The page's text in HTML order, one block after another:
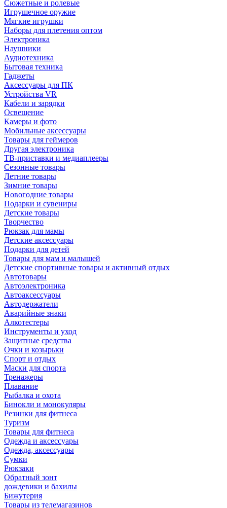
Сюжетные и ролевые
Игрушечное оружие
Мягкие игрушки
Наборы для плетения оптом
Электроника
Наушники
Аудиотехника
Бытовая техника
Гаджеты
Аксессуары для ПК
Устройства VR
Кабели и зарядки
Освещение
Камеры и фото
Мобильные аксессуары
Товары для геймеров
Другая электроника
ТВ-приставки и медиаплееры
Сезонные товары
Летние товары
Зимние товары
Новогодние товары
Подарки и сувениры
Детские товары
Творчество
Рюкзак для мамы
Детские аксессуары
Подарки для детей
Товары для мам и малышей
Детские спортивные товары и активный отдых
Автотовары
Автоэлектроника
Автоаксессуары
Автодержатели
Аварийные знаки
Алкотестеры
Инструменты и уход
Защитные средства
Очки и козырьки
Спорт и отдых
Маски для спорта
Тренажеры
Плавание
Рыбалка и охота
Бинокли и монокуляры
Резинки для фитнеса
Туризм
Товары для фитнеса
Одежда и аксессуары
Одежда, аксессуары
Сумки
Рюкзаки
Обратный зонт
дождевики и бахилы
Бижутерия
Товары из телемагазинов